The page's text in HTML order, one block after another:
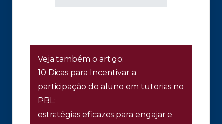
Veja também o artigo:
10 Dicas para Incentivar a
participação do aluno em tutorias no
PBL:
estratégias eficazes para engajar e